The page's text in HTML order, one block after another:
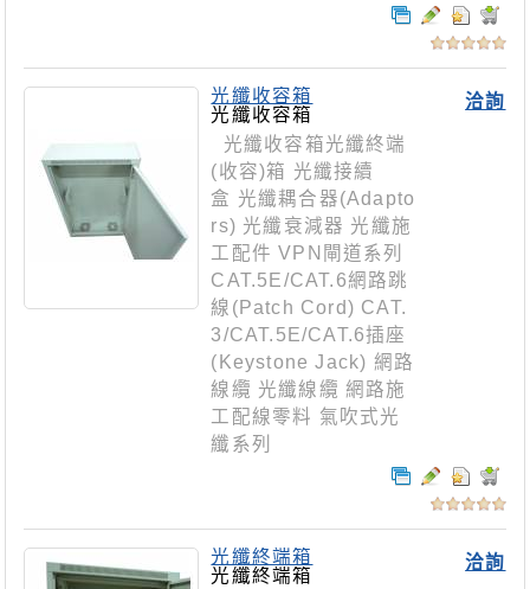
洽詢
光纖收容箱
光纖收容箱
光纖收容箱光纖終端
(收容)箱 光纖接續
盒 光纖耦合器(Adapto
rs) 光纖衰減器 光纖施
工配件 VPN閘道系列
CAT.5E/CAT.6網路跳
線(Patch Cord) CAT.
3/CAT.5E/CAT.6插座
(Keystone Jack) 網路
線纜 光纖線纜 網路施
工配線零料 氣吹式光
纖系列
洽詢
光纖終端箱
光纖終端箱